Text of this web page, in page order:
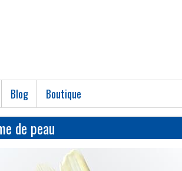
Blog Boutique
de peau